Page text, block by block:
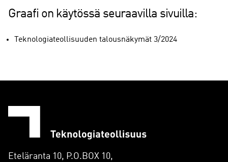
Graafi on käytössä seuraavilla sivuilla:
Teknologiateollisuuden talousnäkymät 3/2024
Eteläranta 10, P.O.BOX 10,